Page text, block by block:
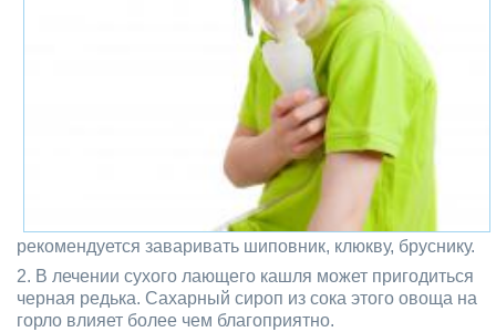
рекомендуется заваривать шиповник, клюкву, бруснику.
В лечении сухого лающего кашля может пригодиться
черная редька. Сахарный сироп из сока этого овоща на
горло влияет более чем благоприятно.